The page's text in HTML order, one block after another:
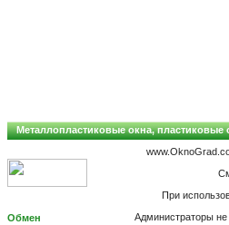
Металлопластиковые окна, пластиковые
При
Администраторы
Обмен